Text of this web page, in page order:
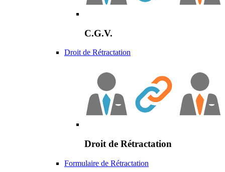
C.G.V.
Droit de Rétractation
Droit de Rétractation
Formulaire de Rétractation